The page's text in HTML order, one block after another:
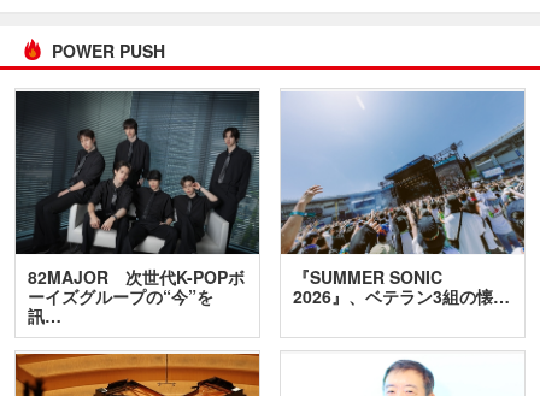
POWER PUSH
82MAJOR 次世代K-POPボ
ーイズグループの“今”を
訊…
『SUMMER SONIC
2026』、ベテラン3組の懐…